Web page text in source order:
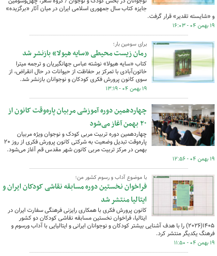
جایزه کتاب سال جمهوری اسلامی ایران در میان آثار «برگزیده»
و «شایسته تقدیر» قرار گرفت.
۱۹ بهمن ۰۴ - ۱۶:۰۳
برای سومین بار؛
رمان زیست محیطی «سایه هیولا» بازنشر شد
کتاب «سایه هیولا» نوشته عباس جهانگیریان و ترجمه میترا
خاتون‌آبادی با تمرکز بر حفاظت از حیوانات در حال انقراض، از
سوی کانون پرورش فکری کودکان و نوجوانان بازنشر شد.
۱۹ بهمن ۰۴ - ۱۳:۱۹
چهاردهمین دوره آموزشی مربیان پاره‌وقت کانون از
۲۰ بهمن آغاز می‌شود
چهاردهمین دوره تربیت مربی کودک و نوجوان ویژه مربیان
پاره‌وقت تبدیل وضعیت به شرکتی کانون پرورش فکری از روز ۲۰
بهمن در مرکز تربیت مربی کانون شهر مقدس قم آغاز می‌شود.
۱۹ بهمن ۰۴ - ۱۲:۵۶
با موضوع آداب و رسوم کشور من؛
فراخوان نخستین دوره مسابقه نقاشی کودکان ایران و
ایتالیا منتشر شد
کانون پرورش فکری با همکاری رایزنی فرهنگی سفارت ایران در
ایتالیا، فراخوان نخستین مسابقه نقاشی کودکان دو کشور
۱۴۰۵(۲۰۲۶) را با هدف آشنایی بیشتر کودکان و نوجوانان ایرانی و ایتالیایی با آداب ‌ورسوم و
فرهنگ یکدیگر منتشر کرد.
۱۹ بهمن ۰۴ - ۱۱:۵۰